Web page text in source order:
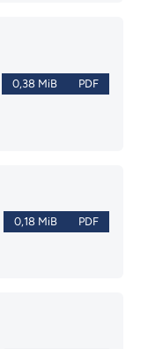
0,38 MiB PDF
0,18 MiB PDF